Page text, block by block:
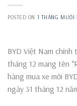
POSTED ON 1 THÁNG
BYD Việt Nam
tháng 12 mang tên
hàng mua xe mới
ngày 31 tháng 12